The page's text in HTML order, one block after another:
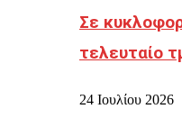
Σε
τελευταίο
24 Ιουλίου 2026